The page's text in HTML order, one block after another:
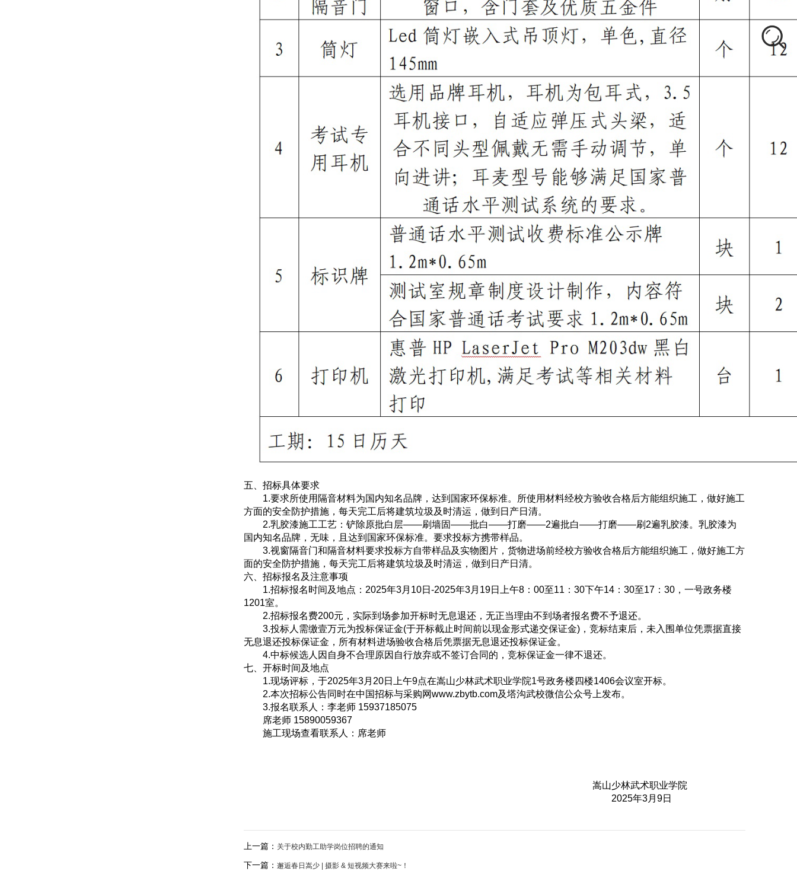
五、招标具体要求
1.要求所使用隔音材料为国内知名品牌，达到国家环保标准。所使用材料经校方验收合格后方能组织施工，做好施工
方面的安全防护措施，每天完工后将建筑垃圾及时清运，做到日产日清。
2.乳胶漆施工工艺：铲除原批白层——刷墙固——批白——打磨——2遍批白——打磨——刷2遍乳胶漆。乳胶漆为
国内知名品牌，无味，且达到国家环保标准。要求投标方携带样品。
3.视窗隔音门和隔音材料要求投标方自带样品及实物图片，货物进场前经校方验收合格后方能组织施工，做好施工方
面的安全防护措施，每天完工后将建筑垃圾及时清运，做到日产日清。
六、招标报名及注意事项
1.招标报名时间及地点：2025年3月10日-2025年3月19日上午8：00至11：30下午14：30至17：30，一号政务楼
1201室。
2.招标报名费200元，实际到场参加开标时无息退还，无正当理由不到场者报名费不予退还。
3.投标人需缴壹万元为投标保证金(于开标截止时间前以现金形式递交保证金)，竞标结束后，未入围单位凭票据直接
无息退还投标保证金，所有材料进场验收合格后凭票据无息退还投标保证金。
4.中标候选人因自身不合理原因自行放弃或不签订合同的，竞标保证金一律不退还。
七、开标时间及地点
1.现场评标，于2025年3月20日上午9点在嵩山少林武术职业学院1号政务楼四楼1406会议室开标。
2.本次招标公告同时在中国招标与采购网www.zbytb.com及塔沟武校微信公众号上发布。
3.报名联系人：李老师 15937185075
席老师 15890059367
施工现场查看联系人：席老师
嵩山少林武术职业学院
2025年3月9日
上一篇： 关于校内勤工助学岗位招聘的通知
下一篇： 邂逅春日嵩少 | 摄影 & 短视频大赛来啦~！